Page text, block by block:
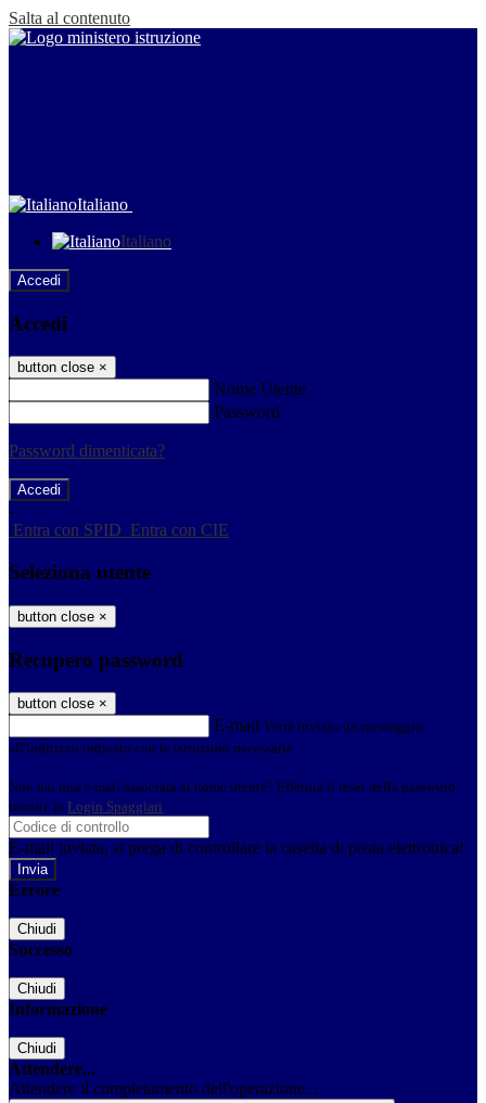
Salta al contenuto
Italiano
Italiano
Accedi
Accedi
button close ×
Nome Utente
Password
Password dimenticata?
-
Entra con SPID Entra con CIE
Seleziona utente
button close ×
Recupero password
button close ×
E-mail Verrà inviato un messaggio
all'indirizzo indicato con le istruzioni necessarie.
Non hai una e-mail associata al nome utente? Effettua il reset della password
tramite la Login Spaggiari
E-mail inviata, si prega di controllare la casella di posta elettronica!
Errore
Chiudi
Successo
Chiudi
Informazione
Chiudi
Attendere...
Attendere il completamento dell'operazione...